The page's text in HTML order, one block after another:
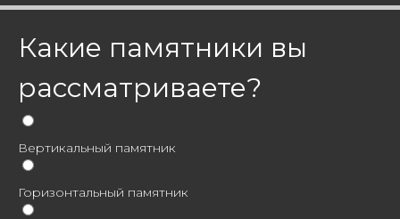
Какие памятники вы
рассматриваете?
Вертикальный памятник
Горизонтальный памятник